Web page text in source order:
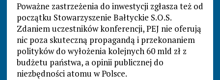
Poważne zastrzeżenia do inwestycji zgłasza też od
początku Stowarzyszenie Bałtyckie S.O.S.
Zdaniem uczestników konferencji, PEJ nie oferują
nic poza skuteczną propagandą i przekonaniem
polityków do wyłożenia kolejnych 60 mld zł z
budżetu państwa, a opinii publicznej do
niezbędności atomu w Polsce.